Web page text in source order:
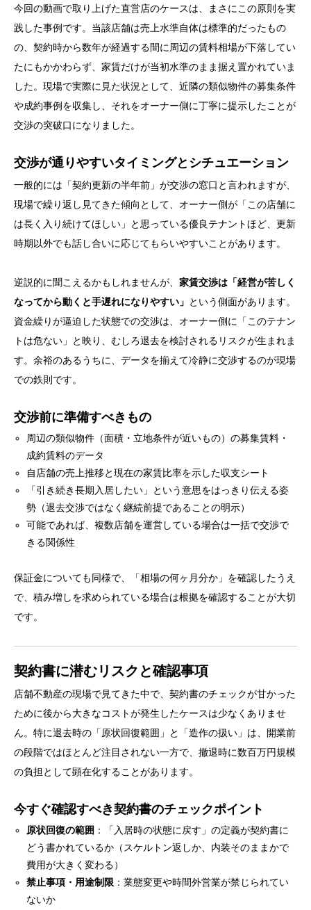
今回の動画で取り上げた直営店のケースは、まさにこの原則を実
践した事例です。当該店舗は売上水準自体は標準的だったもの
の、契約時から数年が経過する間に周辺の賃料相場が下落してい
たにもかかわらず、家賃だけが当初水準のまま据え置かれていま
した。現場で実際に見た状況として、近隣の類似物件の募集条件
や成約事例を収集し、それをオーナー側に丁寧に提示したことが
交渉の突破口になりました。
交渉が通りやすいタイミングとシチュエーション
一般的には「契約更新の半年前」が交渉の窓口と言われますが、
現場で繰り返し見てきた傾向として、オーナー側が「この店舗に
は長く入り続けてほしい」と思っている優良テナントほど、更新
時期以外でも話し合いに応じてもらいやすいことがあります。
逆説的に聞こえるかもしれませんが、 家賃交渉は「経営が苦しく
なってから動くと手遅れになりやすい」 という側面があります。
資金繰りが逼迫した状態での交渉は、オーナー側に「このテナン
トは危ない」と映り、むしろ退去を検討されるリスクが生まれま
す。余裕のあるうちに、データを揃えて冷静に交渉するのが現場
での鉄則です。
交渉前に準備すべきもの
周辺の類似物件（面積・立地条件が近いもの）の募集賃料・
成約賃料のデータ
自店舗の売上推移と現在の家賃比率を示した収支シート
「引き続き長期入居したい」という意思をはっきり伝える姿
勢（退去交渉ではなく継続前提であることの明示）
可能であれば、複数店舗を運営している場合は一括で交渉で
きる関係性
保証金についても同様で、「相場の何ヶ月分か」を確認したうえ
で、積み増しを求められている場合は根拠を確認することが大切
です。
契約書に潜むリスクと確認事項
店舗不動産の現場で見てきた中で、契約書のチェックが甘かった
ために後から大きなコストが発生したケースは少なくありませ
ん。特に退去時の「原状回復範囲」と「造作の扱い」は、開業前
の段階ではほとんど注目されない一方で、撤退時に数百万円規模
の負担として顕在化することがあります。
今すぐ確認すべき契約書のチェックポイント
原状回復の範囲 ：「入居時の状態に戻す」の定義が契約書に
どう書かれているか（スケルトン返しか、内装そのままかで
費用が大きく変わる）
禁止事項・用途制限 ：業態変更や時間外営業が禁じられてい
ないか